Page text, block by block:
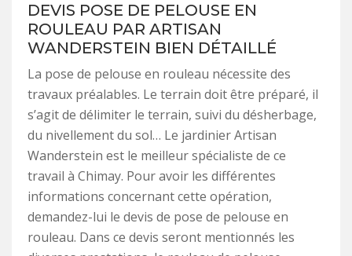
DEVIS POSE DE PELOUSE EN
ROULEAU PAR ARTISAN
WANDERSTEIN BIEN DÉTAILLÉ
La pose de pelouse en rouleau nécessite des
travaux préalables. Le terrain doit être préparé, il
s’agit de délimiter le terrain, suivi du désherbage,
du nivellement du sol… Le jardinier Artisan
Wanderstein est le meilleur spécialiste de ce
travail à Chimay. Pour avoir les différentes
informations concernant cette opération,
demandez-lui le devis de pose de pelouse en
rouleau. Dans ce devis seront mentionnés les